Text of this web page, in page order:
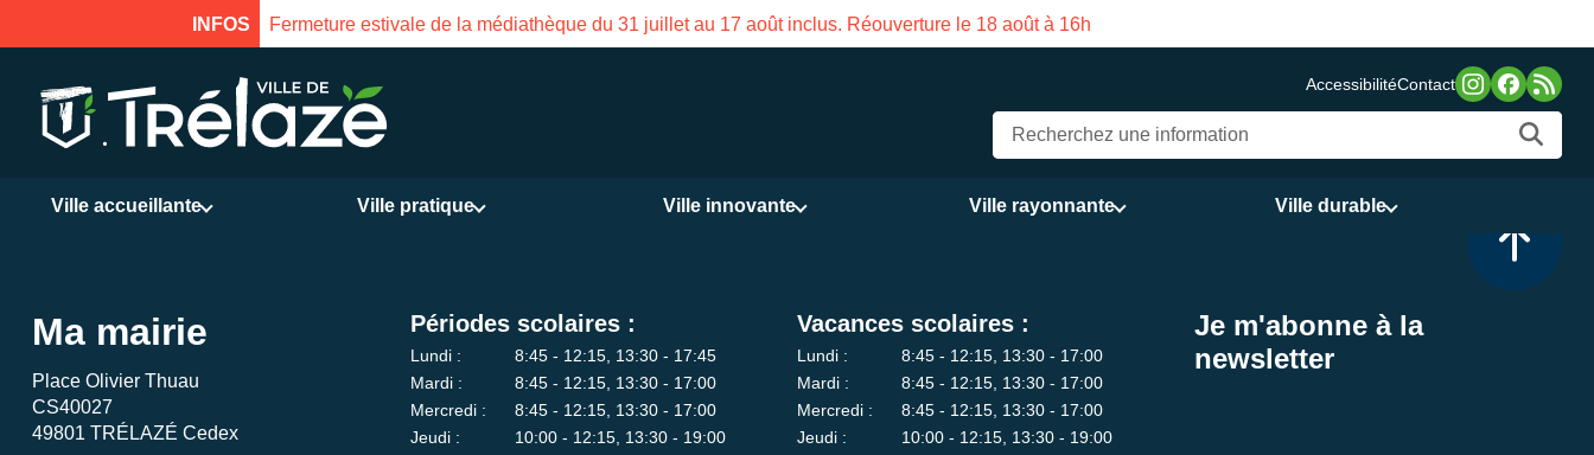
INFOS Fermeture estivale de la médiathèque du 31 juillet au 17 août inclus. Réouverture le 18 août à 16h
AccessibilitéContact
Ville accueillante Ville pratique Ville innovante Ville rayonnante Ville durable
Ma mairie
Place Olivier Thuau
CS40027
49801 TRÉLAZÉ Cedex
Périodes scolaires :
Lundi :
8:45 - 12:15, 13:30 - 17:45
Mardi :
8:45 - 12:15, 13:30 - 17:00
Mercredi :
8:45 - 12:15, 13:30 - 17:00
Jeudi :
10:00 - 12:15, 13:30 - 19:00
Vacances scolaires :
Lundi :
8:45 - 12:15, 13:30 - 17:00
Mardi :
8:45 - 12:15, 13:30 - 17:00
Mercredi :
8:45 - 12:15, 13:30 - 17:00
Jeudi :
10:00 - 12:15, 13:30 - 19:00
Je m'abonne à la
newsletter